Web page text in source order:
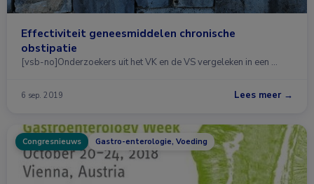
Effectiviteit geneesmiddelen chronische
obstipatie
[vsb-no]Onderzoekers uit het VK en de VS vergeleken in een …
6 sep. 2019 Lees meer →
Congresnieuws Gastro-enterologie, Voeding